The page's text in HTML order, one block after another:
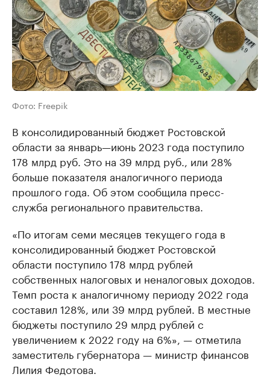
Фото: Freepik
В консолидированный бюджет Ростовской
области за январь—июнь 2023 года поступило
178 млрд руб. Это на 39 млрд руб., или 28%
больше показателя аналогичного периода
прошлого года. Об этом сообщила пресс-
служба регионального правительства.
«По итогам семи месяцев текущего года в
консолидированный бюджет Ростовской
области поступило 178 млрд рублей
собственных налоговых и неналоговых доходов.
Темп роста к аналогичному периоду 2022 года
составил 128%, или 39 млрд рублей. В местные
бюджеты поступило 29 млрд рублей с
увеличением к 2022 году на 6%», — отметила
заместитель губернатора — министр финансов
Лилия Федотова.